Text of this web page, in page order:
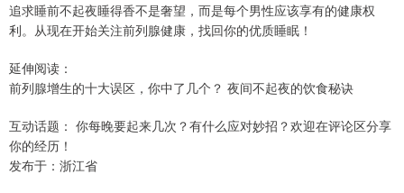
追求睡前不起夜睡得香不是奢望，而是每个男性应该享有的健康权
利。从现在开始关注前列腺健康，找回你的优质睡眠！
延伸阅读：
前列腺增生的十大误区，你中了几个？ 夜间不起夜的饮食秘诀
互动话题： 你每晚要起来几次？有什么应对妙招？欢迎在评论区分享
你的经历！
发布于：浙江省